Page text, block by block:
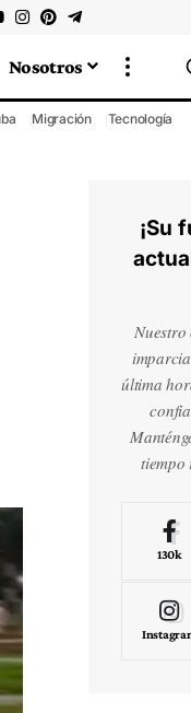
Nosotros
Migración Tecnología
¡Su
última
tiempo
130k